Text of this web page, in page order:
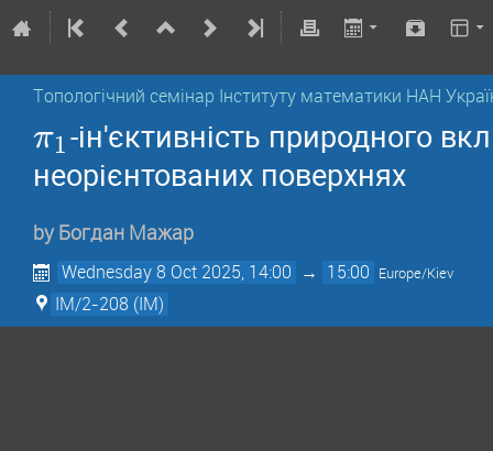
Топологічний семінар Інституту математики НАН
π1-ін'єктивність природного
неорієнтованих поверхнях
byБогдан Мажар
Wednesday 8 Oct 2025, 14:00 → 15:00 Europe/Kiev
IM/2-208 (IM)